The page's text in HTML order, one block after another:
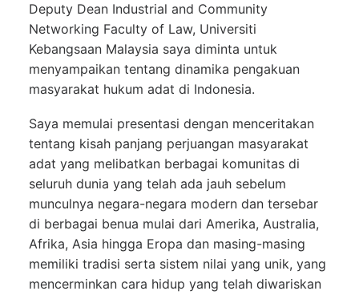
Deputy Dean Industrial and Community
Networking Faculty of Law, Universiti
Kebangsaan Malaysia saya diminta untuk
menyampaikan tentang dinamika pengakuan
masyarakat hukum adat di Indonesia.
Saya memulai presentasi dengan menceritakan
tentang kisah panjang perjuangan masyarakat
adat yang melibatkan berbagai komunitas di
seluruh dunia yang telah ada jauh sebelum
munculnya negara-negara modern dan tersebar
di berbagai benua mulai dari Amerika, Australia,
Afrika, Asia hingga Eropa dan masing-masing
memiliki tradisi serta sistem nilai yang unik, yang
mencerminkan cara hidup yang telah diwariskan